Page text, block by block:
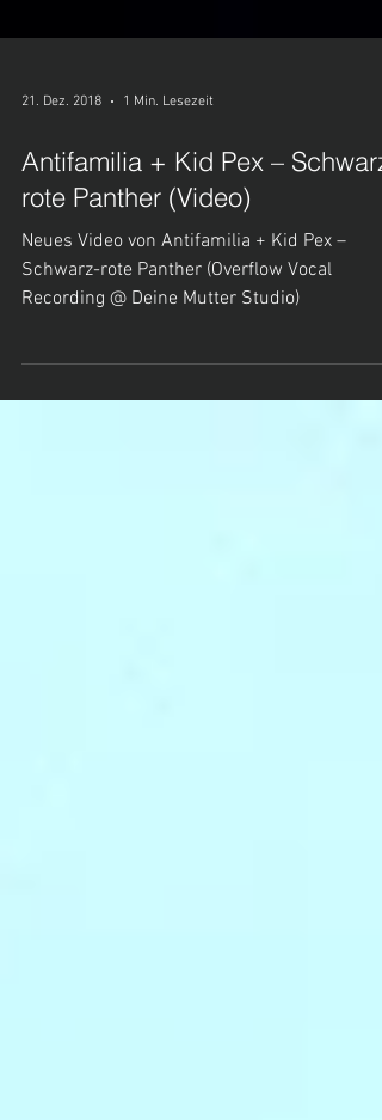
21. Dez. 2018 1 Min. Lesezeit
Antifamilia + Kid Pex – Schwarz-
rote Panther (Video)
Neues Video von Antifamilia + Kid Pex –